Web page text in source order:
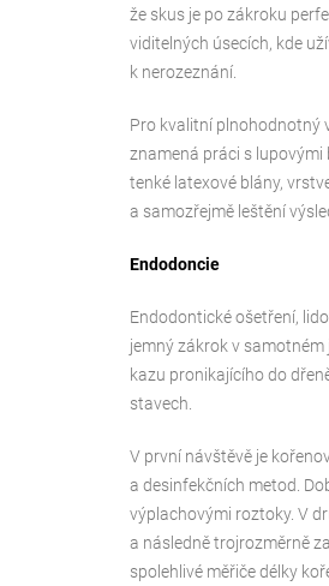
že skus je po zákroku
viditelných úsecích, kde
k nerozeznání.
Pro kvalitní plnohodnotný
znamená práci s lupovými
tenké latexové blány,
a samozřejmě leštění
Endodoncie
Endodontické ošetření,
jemný zákrok v
kazu pronikajícího do
stavech.
V první návštěvě je
a desinfekčních metod.
výplachovými roztoky. V
a následně trojrozměrně
spolehlivé měřiče délky